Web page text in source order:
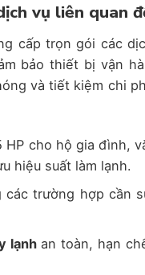
vụ liên quan
cấp trọn gói các
bảo thiết bị vận
và tiết kiệm chi
HP cho hộ gia đình,
hiệu suất làm lạnh.
các trường hợp cần
lạnhan toàn, hạn